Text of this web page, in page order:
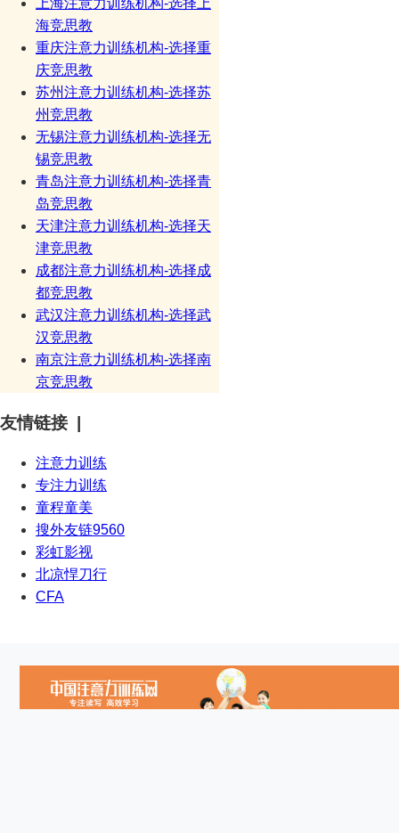
海竞思教
重庆注意力训练机构-选择重
庆竞思教
苏州注意力训练机构-选择苏
州竞思教
无锡注意力训练机构-选择无
锡竞思教
青岛注意力训练机构-选择青
岛竞思教
天津注意力训练机构-选择天
津竞思教
成都注意力训练机构-选择成
都竞思教
武汉注意力训练机构-选择武
汉竞思教
南京注意力训练机构-选择南
京竞思教
友情链接 |
注意力训练
专注力训练
童程童美
搜外友链9560
彩虹影视
北凉悍刀行
CFA